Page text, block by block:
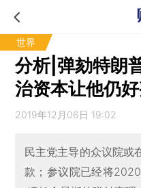
世界
分析|弹劾特朗
治资本让他仍
2019年12月06日 19:02
民主党主导的众议院或
款；参议院已经将